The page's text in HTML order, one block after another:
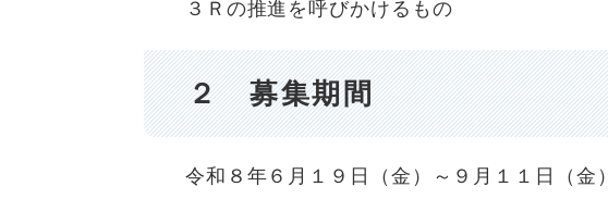
３Ｒの推進を呼びかけるもの
２ 募集期間
令和８年６月１９日（金）～９月１１日（金）